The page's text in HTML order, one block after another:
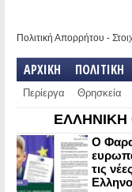
Πολιτική Απορρήτου -
ΑΡΧΙΚΗ ΠΟΛΙΤΙΚΗ
Περίεργα Θρησκεία
Ο
τις